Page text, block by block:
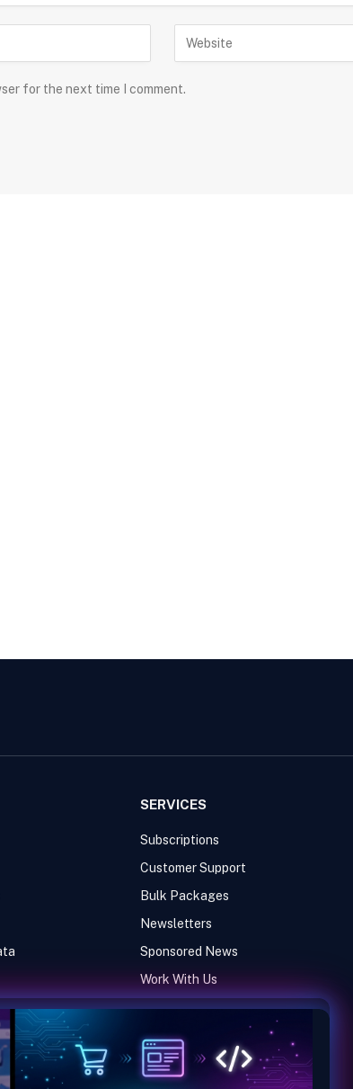
for the next time I comment.
SERVICES
Subscriptions
Customer Support
Bulk Packages
Newsletters
Sponsored News
Work With Us